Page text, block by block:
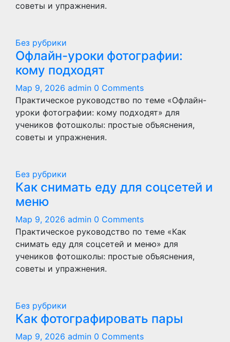
советы и упражнения.
Без рубрики
Офлайн-уроки фотографии:
кому подходят
Мар 9, 2026 admin 0 Comments
Практическое руководство по теме «Офлайн-
уроки фотографии: кому подходят» для
учеников фотошколы: простые объяснения,
советы и упражнения.
Без рубрики
Как снимать еду для соцсетей и
меню
Мар 9, 2026 admin 0 Comments
Практическое руководство по теме «Как
снимать еду для соцсетей и меню» для
учеников фотошколы: простые объяснения,
советы и упражнения.
Без рубрики
Как фотографировать пары
Мар 9, 2026 admin 0 Comments